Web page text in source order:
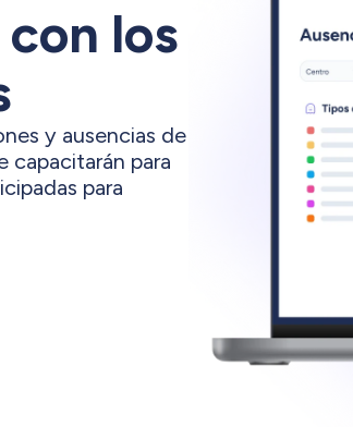
los
y ausencias de
capacitarán para
para